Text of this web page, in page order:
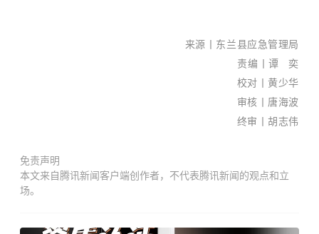
来源丨 东兰县应急管理局
责编丨谭 奕
校对丨黄少华
审核丨 唐海波
终审丨胡志伟
免责声明
本文来自腾讯新闻客户端创作者，不代表腾讯新闻的观点和立
场。